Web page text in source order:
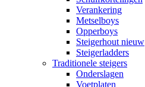
Verankering
Metselboys
Opperboys
Steigerhout nieuw
Steigerladders
Traditionele steigers
Onderslagen
Voetplaten